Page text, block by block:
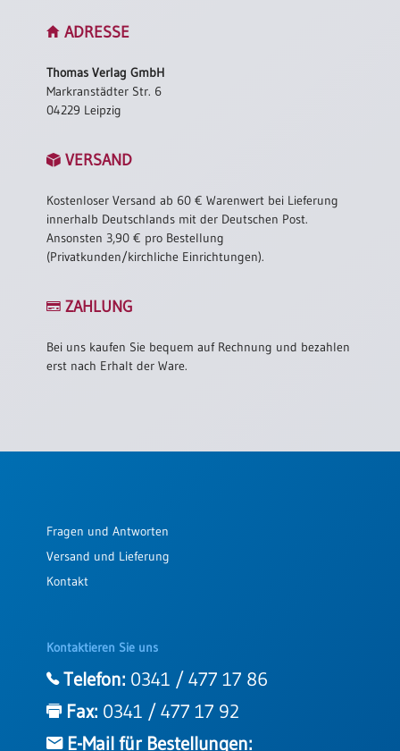
ADRESSE
Thomas Verlag GmbH
Markranstädter Str. 6
04229 Leipzig
VERSAND
Kostenloser Versand ab 60 € Warenwert bei Lieferung
innerhalb Deutschlands mit der Deutschen Post.
Ansonsten 3,90 € pro Bestellung
(Privatkunden/kirchliche Einrichtungen).
ZAHLUNG
Bei uns kaufen Sie bequem auf Rechnung und bezahlen
erst nach Erhalt der Ware.
Fragen und Antworten
Versand und Lieferung
Kontakt
Kontaktieren Sie uns
Telefon: 0341 / 477 17 86
Fax: 0341 / 477 17 92
E-Mail für Bestellungen: